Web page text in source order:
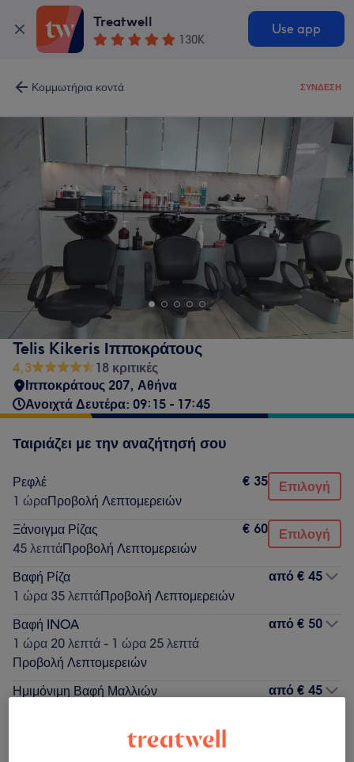
Treatwell
130K
Use app
Κομμωτήρια κοντά ΣΎΝΔΕΣΗ
Telis Kikeris Ιπποκράτους
4,3
18 κριτικές
Ιπποκράτους 207, Αθήνα
Ανοιχτά Δευτέρα: 09:15 - 17:45
Ταιριάζει με την αναζήτησή σου
Ρεφλέ
1 ώραΠροβολή Λεπτομερειών
€ 35 Επιλογή
Ξάνοιγμα Ρίζας
45 λεπτάΠροβολή Λεπτομερειών
€ 60 Επιλογή
Βαφή Ρίζα
1 ώρα 35 λεπτάΠροβολή Λεπτομερειών
από € 45
Βαφή INOA
1 ώρα 20 λεπτά - 1 ώρα 25 λεπτά
Προβολή Λεπτομερειών
από € 50
Ημιμόνιμη Βαφή Μαλλιών
Προβολή Λεπτομερειών
από € 45